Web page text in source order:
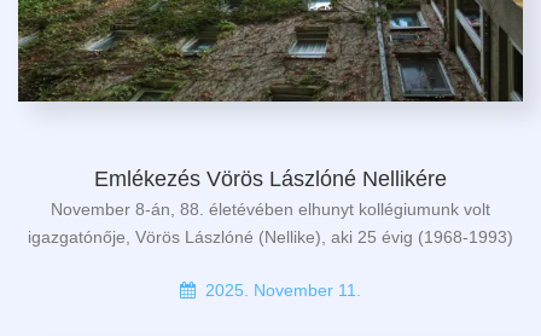
Emlékezés Vörös Lászlóné Nellikére
November 8-án, 88. életévében elhunyt kollégiumunk volt
igazgatónője, Vörös Lászlóné (Nellike), aki 25 évig (1968-1993)
2025. November 11.